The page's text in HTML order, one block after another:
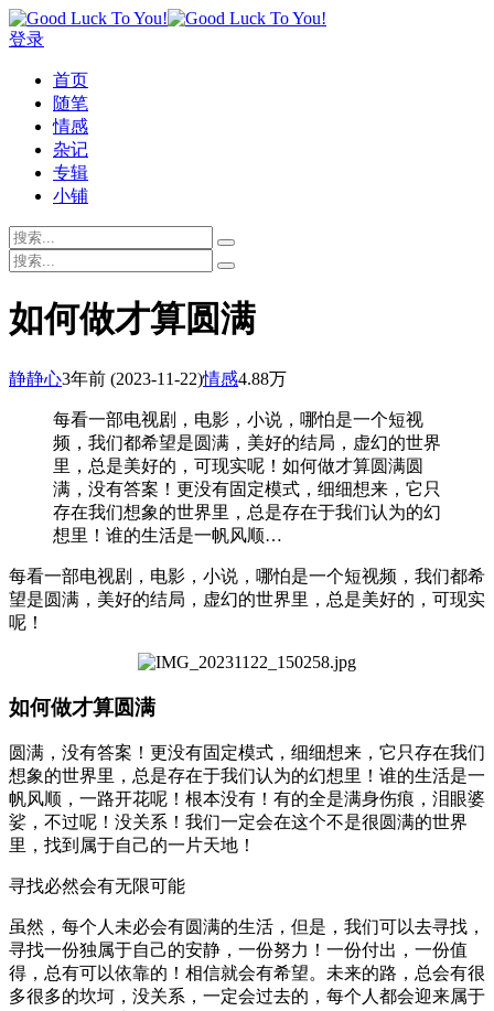
登录
首页
随笔
情感
杂记
专辑
小铺
如何做才算圆满
静静心3年前 (2023-11-22)情感4.88万
每看一部电视剧，电影，小说，哪怕是一个短视
频，我们都希望是圆满，美好的结局，虚幻的世界
里，总是美好的，可现实呢！如何做才算圆满圆
满，没有答案！更没有固定模式，细细想来，它只
存在我们想象的世界里，总是存在于我们认为的幻
想里！谁的生活是一帆风顺…
每看一部电视剧，电影，小说，哪怕是一个短视频，我们都希
望是圆满，美好的结局，虚幻的世界里，总是美好的，可现实
呢！
如何做才算圆满
圆满，没有答案！更没有固定模式，细细想来，它只存在我们
想象的世界里，总是存在于我们认为的幻想里！谁的生活是一
帆风顺，一路开花呢！根本没有！有的全是满身伤痕，泪眼婆
娑，不过呢！没关系！我们一定会在这个不是很圆满的世界
里，找到属于自己的一片天地！
寻找必然会有无限可能
虽然，每个人未必会有圆满的生活，但是，我们可以去寻找，
寻找一份独属于自己的安静，一份努力！一份付出，一份值
得，总有可以依靠的！相信就会有希望。未来的路，总会有很
多很多的坎坷，没关系，一定会过去的，每个人都会迎来属于